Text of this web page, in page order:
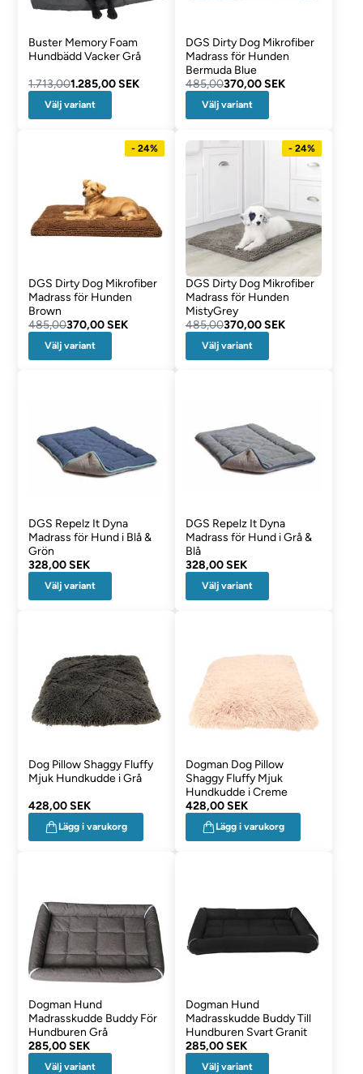
Buster Memory Foam
Hundbädd Vacker Grå
1.713,001.285,00 SEK
Välj variant
DGS Dirty Dog Mikrofiber
Madrass för Hunden
Bermuda Blue
485,00370,00 SEK
Välj variant
- 24%
DGS Dirty Dog Mikrofiber
Madrass för Hunden
Brown
485,00370,00 SEK
Välj variant
- 24%
DGS Dirty Dog Mikrofiber
Madrass för Hunden
MistyGrey
485,00370,00 SEK
Välj variant
DGS Repelz It Dyna
Madrass för Hund i Blå &
Grön
328,00 SEK
Välj variant
DGS Repelz It Dyna
Madrass för Hund i Grå &
Blå
328,00 SEK
Välj variant
Dog Pillow Shaggy Fluffy
Mjuk Hundkudde i Grå
428,00 SEK
Lägg i varukorg
Dogman Dog Pillow
Shaggy Fluffy Mjuk
Hundkudde i Creme
428,00 SEK
Lägg i varukorg
Dogman Hund
Madrasskudde Buddy För
Hundburen Grå
285,00 SEK
Välj variant
Dogman Hund
Madrasskudde Buddy Till
Hundburen Svart Granit
285,00 SEK
Välj variant